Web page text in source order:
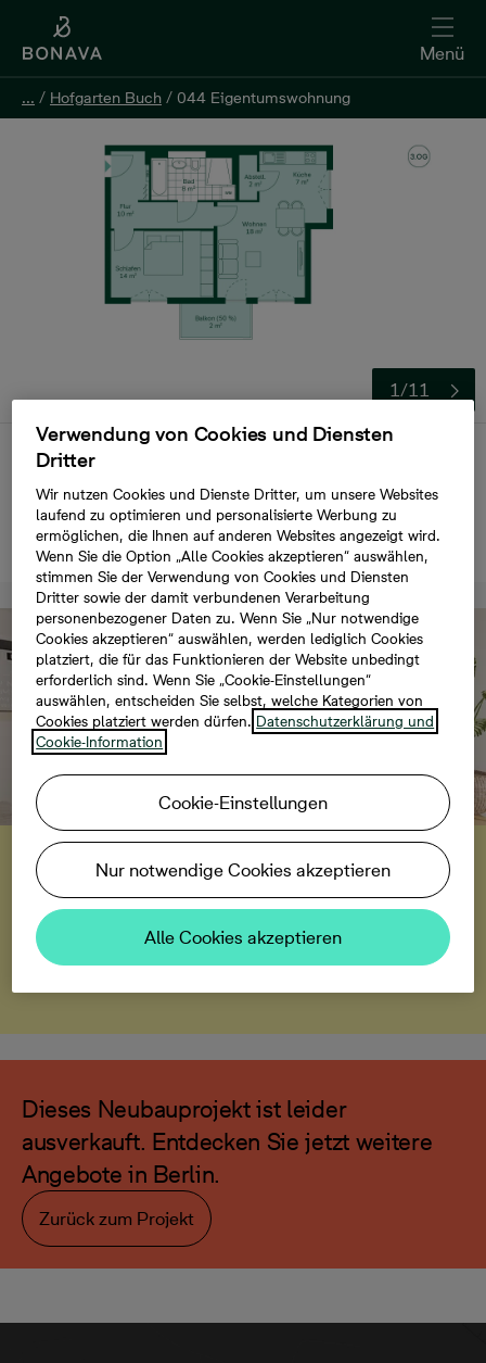
Menü
... / Hofgarten Buch / 044 Eigentumswohnung
1/11
Verkauft
Eigentumswohnung, 2
Zimmer, 61 m²
... / Hofgarten Buch / 044 Eigentumswohnung
Virtueller Rundgang
Hereinspaziert und jetzt diese Wohnung besichtigen.
Details
Dieses Neubauprojekt ist leider
ausverkauft. Entdecken Sie jetzt weitere
Angebote in Berlin.
Zurück zum Projekt
Verwendung von Cookies und Diensten
Dritter
Wir nutzen Cookies und Dienste Dritter, um unsere Websites
laufend zu optimieren und personalisierte Werbung zu
ermöglichen, die Ihnen auf anderen Websites angezeigt wird.
Wenn Sie die Option „Alle Cookies akzeptieren“ auswählen,
stimmen Sie der Verwendung von Cookies und Diensten
Dritter sowie der damit verbundenen Verarbeitung
personenbezogener Daten zu. Wenn Sie „Nur notwendige
Cookies akzeptieren“ auswählen, werden lediglich Cookies
platziert, die für das Funktionieren der Website unbedingt
erforderlich sind. Wenn Sie „Cookie-Einstellungen“
auswählen, entscheiden Sie selbst, welche Kategorien von
Cookies platziert werden dürfen. Datenschutzerklärung und
Cookie-Information
Cookie-Einstellungen
Nur notwendige Cookies akzeptieren
Alle Cookies akzeptieren